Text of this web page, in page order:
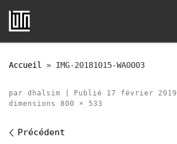
Passer au contenu
Accueil » IMG-20181015-WA0003
par dhalsim Publié 17 février 2019
dimensions
800 × 533
Navigation des images
Précédent